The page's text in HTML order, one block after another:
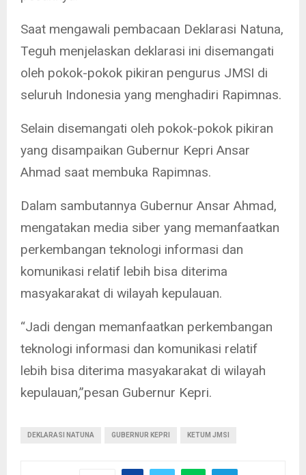
Saat mengawali pembacaan Deklarasi Natuna,
Teguh menjelaskan deklarasi ini disemangati
oleh pokok-pokok pikiran pengurus JMSI di
seluruh Indonesia yang menghadiri Rapimnas.
Selain disemangati oleh pokok-pokok pikiran
yang disampaikan Gubernur Kepri Ansar
Ahmad saat membuka Rapimnas.
Dalam sambutannya Gubernur Ansar Ahmad,
mengatakan media siber yang memanfaatkan
perkembangan teknologi informasi dan
komunikasi relatif lebih bisa diterima
masyakarakat di wilayah kepulauan.
“Jadi dengan memanfaatkan perkembangan
teknologi informasi dan komunikasi relatif
lebih bisa diterima masyakarakat di wilayah
kepulauan,”pesan Gubernur Kepri.
DEKLARASI NATUNA GUBERNUR KEPRI KETUM JMSI